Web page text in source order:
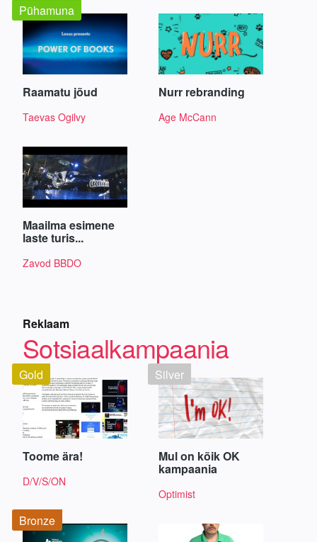
Raamatu jõud
Taevas Ogilvy
Pühamuna
Nurr rebranding
Age McCann
Maailma esimene
laste turis...
Zavod BBDO
Reklaam
Sotsiaalkampaania
Toome ära!
D/V/S/ON
Gold
Mul on kõik OK
kampaania
Optimist
Silver
Bronze